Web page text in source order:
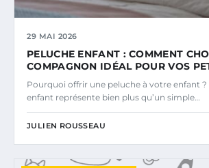
29 MAI 2026
PELUCHE ENFANT : COMMENT
COMPAGNON IDÉAL POUR VOS
Pourquoi offrir une peluche à votre enfant
enfant représente bien plus qu’un simple…
JULIEN ROUSSEAU